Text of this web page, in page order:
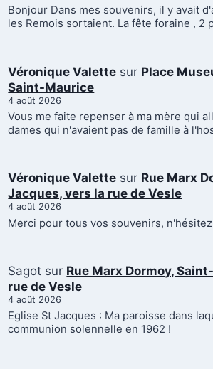
Bonjour Dans mes souvenirs, il y avait
les Remois sortaient. La fête foraine , 2
Véronique Valette sur Place
Saint-Maurice
4 août 2026
Vous me faite repenser à ma mère qui
dames qui n'avaient pas de famille à
Véronique Valette sur Rue Marx
Jacques, vers la rue de Vesle
4 août 2026
Merci pour tous vos souvenirs,
Sagot sur Rue Marx Dormoy,
rue de Vesle
4 août 2026
Eglise St Jacques : Ma paroisse dans
communion solennelle en 1962 !